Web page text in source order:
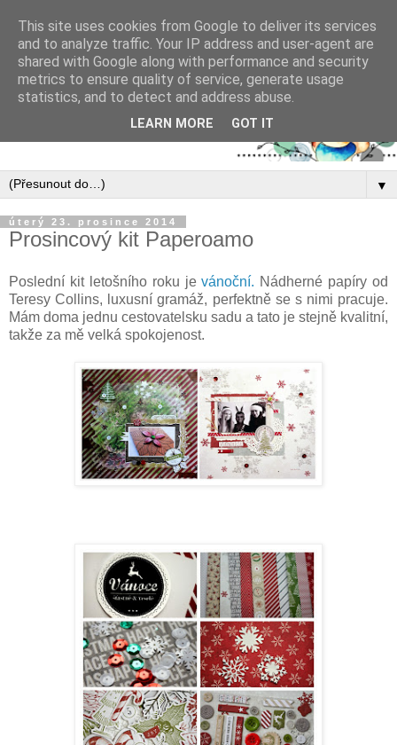
▼
úterý 23. prosince 2014
Prosincový kit Paperoamo
Poslední kit letošního roku jevánoční. Nádherné papíry od
Teresy Collins, luxusní gramáž, perfektně se s nimi pracuje.
Mám doma jednu cestovatelsku sadu a tato je stejně kvalitní,
takže za mě velká spokojenost.
This site uses cookies from Google to deliver its services
and to analyze traffic. Your IP address and user-agent are
shared with Google along with performance and security
metrics to ensure quality of service, generate usage
statistics, and to detect and address abuse.
LEARN MORE GOT IT